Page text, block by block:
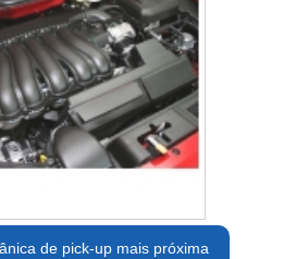
de pick-up mais próxima